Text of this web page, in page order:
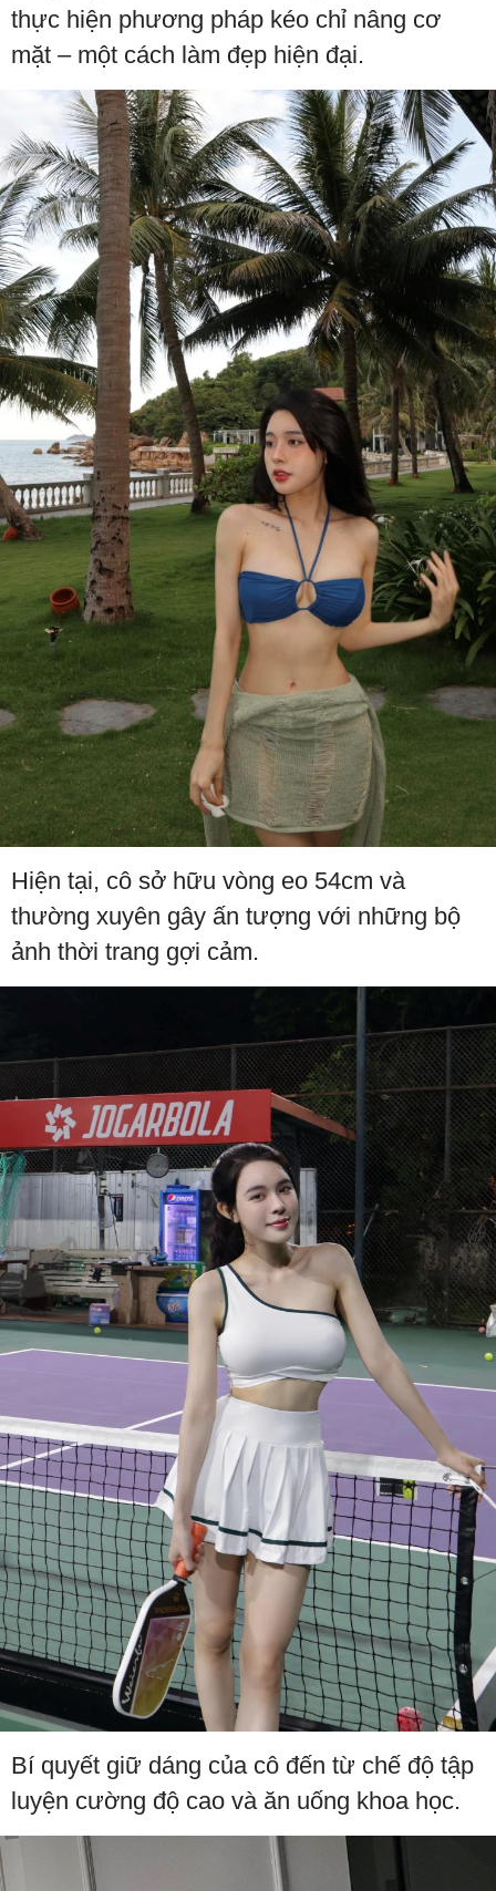
thực hiện phương pháp kéo chỉ nâng cơ
mặt – một cách làm đẹp hiện đại.
Hiện tại, cô sở hữu vòng eo 54cm và
thường xuyên gây ấn tượng với những bộ
ảnh thời trang gợi cảm.
Bí quyết giữ dáng của cô đến từ chế độ tập
luyện cường độ cao và ăn uống khoa học.